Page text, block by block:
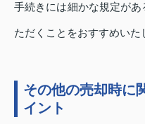
手続きには細かな規定が
ただくことをおすすめいた
その他の売却時に
イント